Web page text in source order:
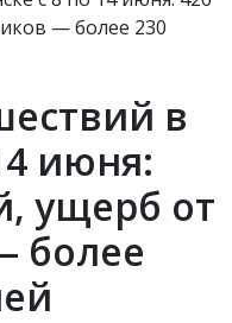
в
июня:
ущерб от
более